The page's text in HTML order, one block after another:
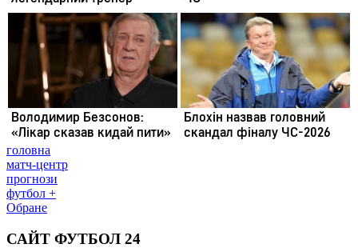
головна
матч-центр
прогнози
футбол +
Обране
САЙТ ФУТБОЛ 24